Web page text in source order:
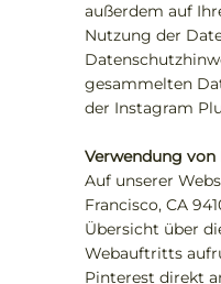
außerdem auf
Nutzung der
gesammelten
der Instagram
Verwendung
Auf unserer
Francisco, CA
Übersicht über
Webauftritts
Pinterest direkt